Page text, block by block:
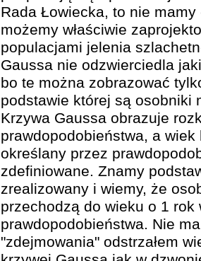
Rada Łowiecka, to nie
możemy właściwie
populacjami jelenia
Gaussa nie odzwierciedla
bo te można zobrazować
podstawie której są osobniki
Krzywa Gaussa obrazuje
prawdopodobieństwa, a
określany przez
zdefiniowane. Znamy
zrealizowany i wiemy, że
przechodzą do wieku o 1
prawdopodobieństwa. Nie
"zdejmowania" odstrzałem